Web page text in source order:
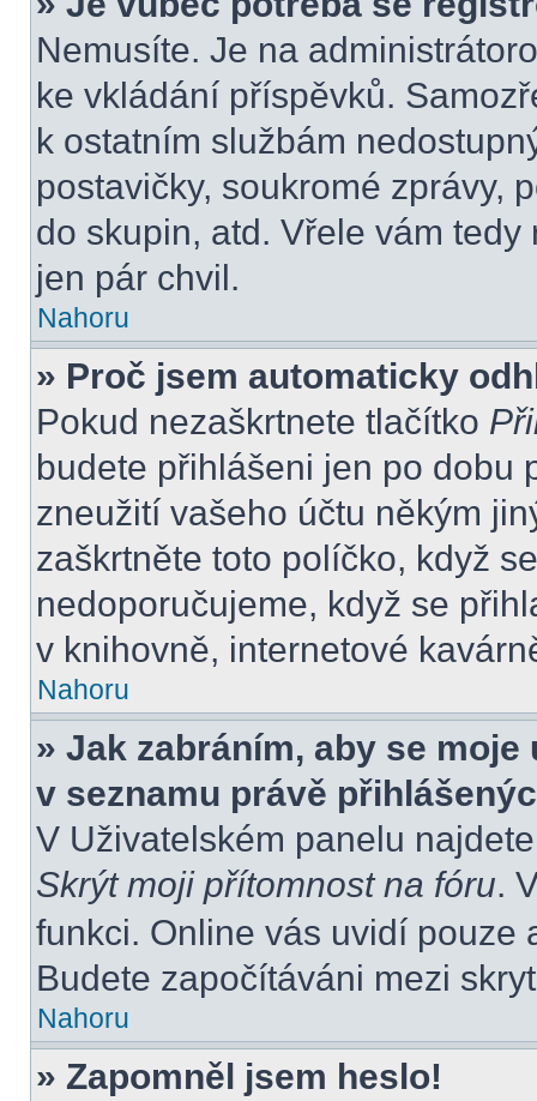
Nemusíte. Je na
ke vkládání příspěvků.
k ostatním službám
postavičky, soukromé zprávy,
do skupin, atd. Vřele vám
jen pár chvil.
Nahoru
» Proč jsem automaticky
Pokud nezaškrtnete tlačítko
budete přihlášeni jen po dobu
zneužití vašeho účtu někým
zaškrtněte toto políčko, když
nedoporučujeme, když se
v knihovně, internetové
Nahoru
» Jak zabráním, aby se
v seznamu právě
V Uživatelském panelu
Skrýt moji přítomnost na fóru.
funkci. Online vás uvidí pouze
Budete započítáváni mezi
Nahoru
» Zapomněl jsem heslo!